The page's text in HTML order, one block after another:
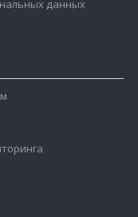
данных